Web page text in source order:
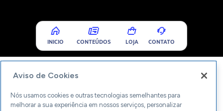
INICIO CONTEÚDOS LOJA CONTATO
Aviso de Cookies
Nós usamos cookies e outras tecnologias semelhantes para
melhorar a sua experiência em nossos serviços, personalizar